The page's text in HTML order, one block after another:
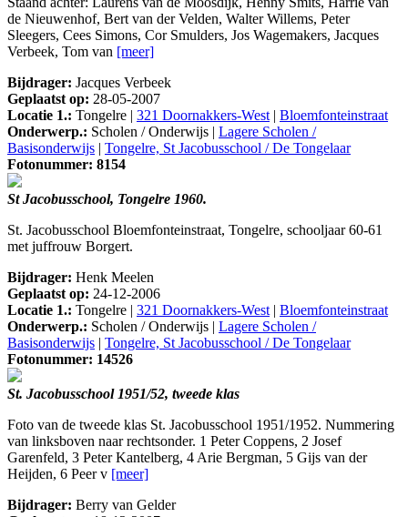
de Nieuwenhof, Bert van der Velden, Walter Willems, Peter
Sleegers, Cees Simons, Cor Smulders, Jos Wagemakers, Jacques
Verbeek, Tom van [meer]
Bijdrager: Jacques Verbeek
Geplaatst op: 28-05-2007
Locatie 1.: Tongelre | 321 Doornakkers-West | Bloemfonteinstraat
Onderwerp.: Scholen / Onderwijs | Lagere Scholen /
Basisonderwijs | Tongelre, St Jacobusschool / De Tongelaar
Fotonummer: 8154
St Jacobusschool, Tongelre 1960.
St. Jacobusschool Bloemfonteinstraat, Tongelre, schooljaar 60-61
met juffrouw Borgert.
Bijdrager: Henk Meelen
Geplaatst op: 24-12-2006
Locatie 1.: Tongelre | 321 Doornakkers-West | Bloemfonteinstraat
Onderwerp.: Scholen / Onderwijs | Lagere Scholen /
Basisonderwijs | Tongelre, St Jacobusschool / De Tongelaar
Fotonummer: 14526
St. Jacobusschool 1951/52, tweede klas
Foto van de tweede klas St. Jacobusschool 1951/1952. Nummering
van linksboven naar rechtsonder. 1 Peter Coppens, 2 Josef
Garenfeld, 3 Peter Kantelberg, 4 Arie Bergman, 5 Gijs van der
Heijden, 6 Peer v [meer]
Bijdrager: Berry van Gelder